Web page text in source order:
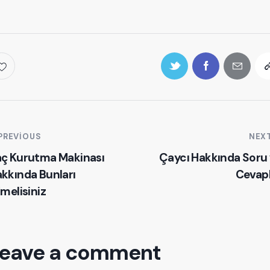
Kurutma Makinası
Bunları
Çaycı Hakkında
a comment